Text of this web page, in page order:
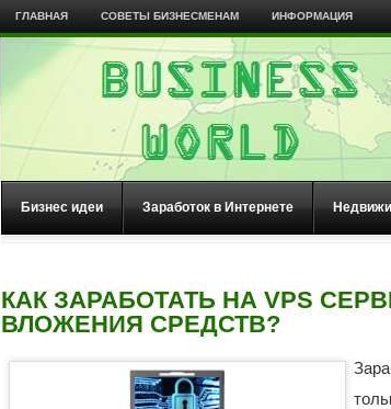
ГЛАВНАЯ СОВЕТЫ БИЗНЕСМЕНАМ ИНФОРМАЦИЯ
Бизнес идеи Заработок в Интернете
КАК ЗАРАБОТАТЬ НА VPS
ВЛОЖЕНИЯ СРЕДСТВ?